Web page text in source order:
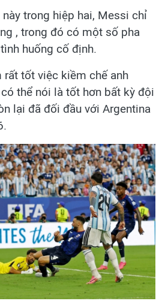
trong hiệp hai, Messi chỉ
, trong đó có một số pha
huống cố định.
rất tốt việc kiềm chế anh
thể nói là tốt hơn bất kỳ đội
lại đã đối đầu với Argentina